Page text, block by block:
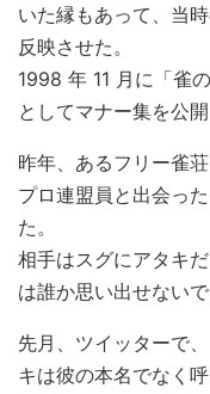
いた縁もあって、当
反映させた。
1998 年 11 月に「雀
としてマナー集を公開
昨年、あるフリー雀
プロ連盟員と出会っ
た。
相手はスグにアタキ
は誰か思い出せないで
先月、ツイッターで
キは彼の本名でなく